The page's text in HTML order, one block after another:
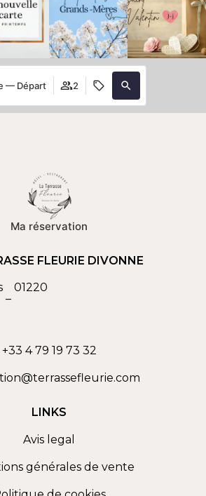
— Départ 2
Ma réservation
FLEURIE DIVONNE
–
01220
+33 4 79 19 73 32
LINKS
Avis legal
générales de vente